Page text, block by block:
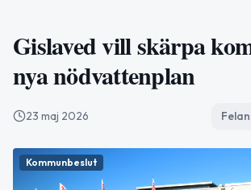
Gislaved vill skärpa
nya nödvattenplan
23 maj 2026
Kommunbeslut